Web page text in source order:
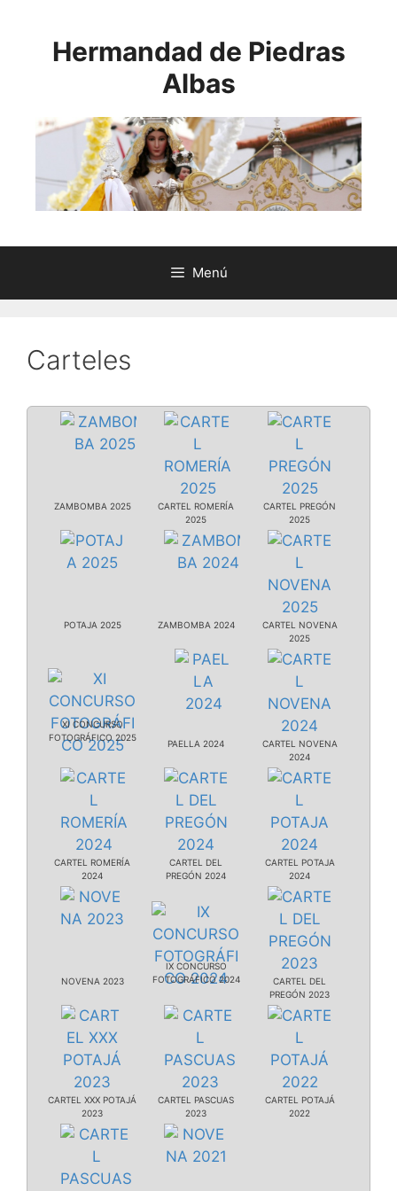
contenidoHermandad de Piedras
Albas
Menú
Carteles
ZAMBOMBA 2025
CARTEL ROMERÍA
2025
CARTEL PREGÓN
2025
POTAJA 2025 ZAMBOMBA 2024
CARTEL NOVENA
2025
XI CONCURSO
FOTOGRÁFICO 2025
PAELLA 2024
CARTEL NOVENA
2024
CARTEL ROMERÍA
2024
CARTEL DEL
PREGÓN 2024
CARTEL POTAJA
2024
NOVENA 2023
IX CONCURSO
FOTOGRÁFICO 2024
CARTEL DEL
PREGÓN 2023
CARTEL XXX POTAJÁ
2023
CARTEL PASCUAS
2023
CARTEL POTAJÁ
2022